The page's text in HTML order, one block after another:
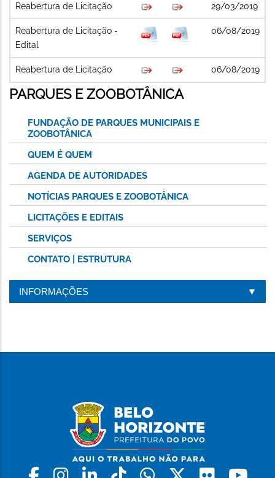
Reabertura de Licitação 29/03/2019
Reabertura de Licitação -
Edital
06/08/2019
Reabertura de Licitação 06/08/2019
PARQUES E ZOOBOTÂNICA
FUNDAÇÃO DE PARQUES MUNICIPAIS E
ZOOBOTÂNICA
QUEM É QUEM
AGENDA DE AUTORIDADES
NOTÍCIAS PARQUES E ZOOBOTÂNICA
LICITAÇÕES E EDITAIS
SERVIÇOS
CONTATO | ESTRUTURA
INFORMAÇÕES